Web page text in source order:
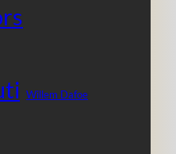
Willem Dafoe